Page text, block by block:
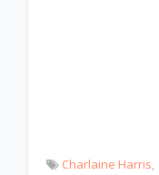
Charlaine Harris